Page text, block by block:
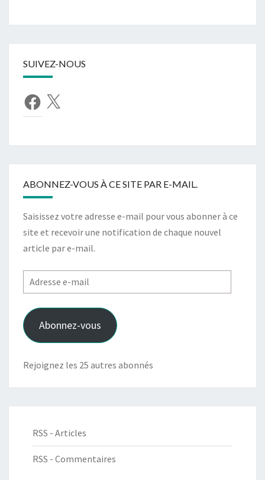
SUIVEZ-NOUS
Facebook
X
ABONNEZ-VOUS À CE SITE PAR E-MAIL.
Saisissez votre adresse e-mail pour vous abonner à ce
site et recevoir une notification de chaque nouvel
article par e-mail.
Adresse
e-
mail
Abonnez-vous
Rejoignez les 25 autres abonnés
RSS - Articles
RSS - Commentaires